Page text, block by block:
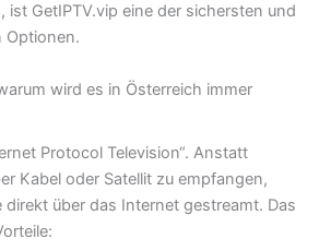
ist GetIPTV.vip eine der sichersten und
Optionen.
wird es in Österreich immer
Protocol Television“. Anstatt
Kabel oder Satellit zu empfangen,
direkt über das Internet gestreamt. Das